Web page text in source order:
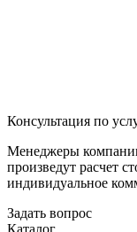
Консультация по
Менеджеры
произведут расчет
индивидуальное
Задать вопрос
Каталог